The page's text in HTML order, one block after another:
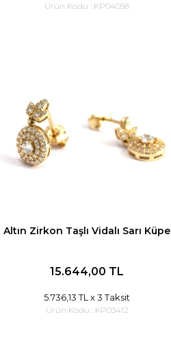
Ürün Kodu : KP04058
Altın Zirkon Taşlı Vidalı Sarı Küpe
15.644,00 TL
5.736,13 TL x 3 Taksit
Ürün Kodu : KP03412